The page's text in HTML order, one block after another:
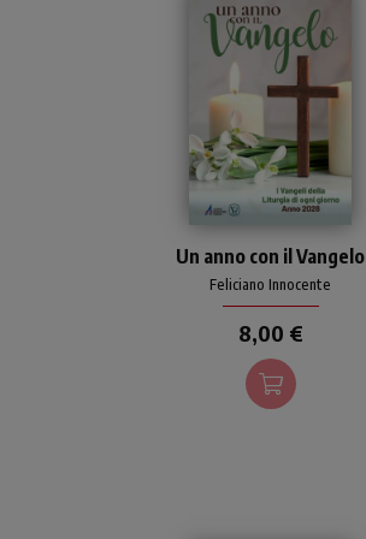
quotidiana, festiva e feriale,
dal 1 gennaio al 31 dicembre
2026.
Un anno con il Vangelo
Feliciano Innocente
8,00 €